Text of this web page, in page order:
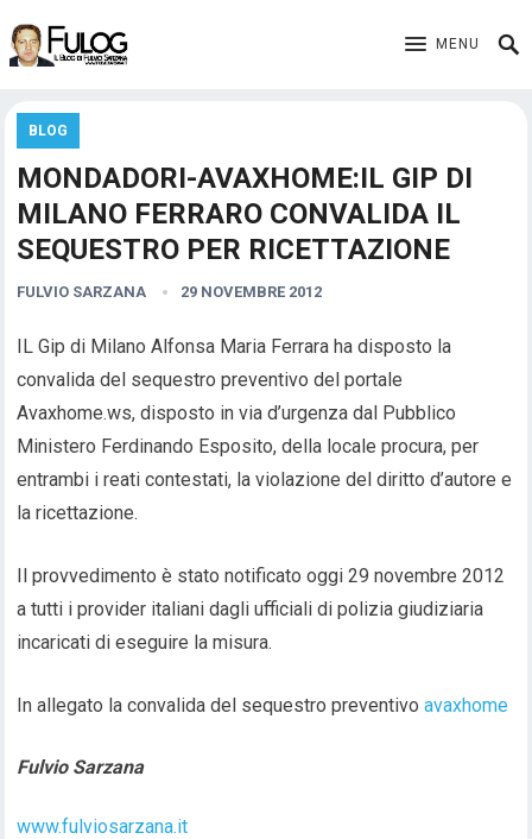
MENU
BLOG
MONDADORI-AVAXHOME:IL GIP DI
MILANO FERRARO CONVALIDA IL
SEQUESTRO PER RICETTAZIONE
FULVIO SARZANA 29 NOVEMBRE 2012
IL Gip di Milano Alfonsa Maria Ferrara ha disposto la
convalida del sequestro preventivo del portale
Avaxhome.ws, disposto in via d’urgenza dal Pubblico
Ministero Ferdinando Esposito, della locale procura, per
entrambi i reati contestati, la violazione del diritto d’autore e
la ricettazione.
Il provvedimento è stato notificato oggi 29 novembre 2012
a tutti i provider italiani dagli ufficiali di polizia giudiziaria
incaricati di eseguire la misura.
In allegato la convalida del sequestro preventivoavaxhome
Fulvio Sarzana
www.fulviosarzana.it